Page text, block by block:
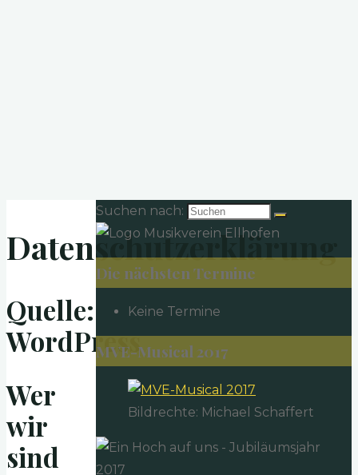
Datenschutzerklärung
Quelle:
WordPress
Wer
wir
sind
Suchen nach:
Die nächsten Termine
Keine Termine
MVE-Musical 2017
Bildrechte: Michael Schaffert